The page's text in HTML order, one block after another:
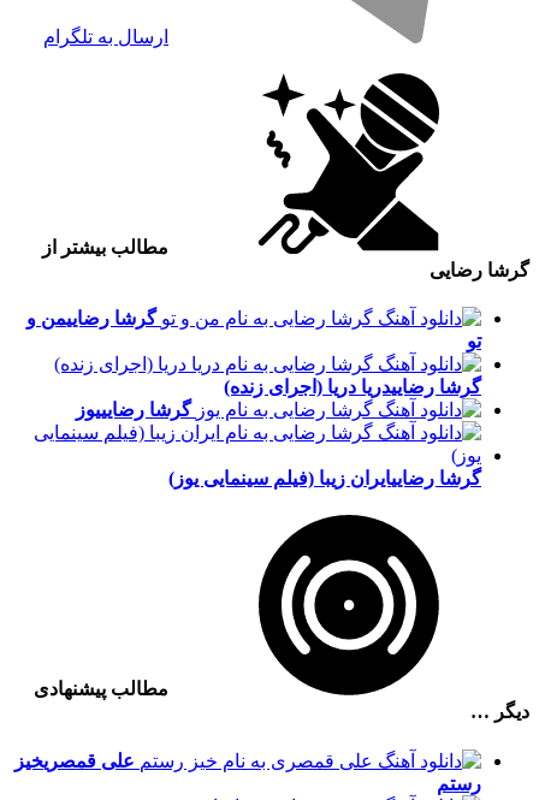
ارسال به تلگرام
مطالب بیشتر از
گرشا رضایی
گرشا رضاییمن و
تو
گرشا رضاییدریا دریا (اجرای زنده)
گرشا رضایییوز
گرشا رضاییایران زیبا (فیلم سینمایی یوز)
مطالب پیشنهادی
دیگر …
علی قمصریخیز
رستم